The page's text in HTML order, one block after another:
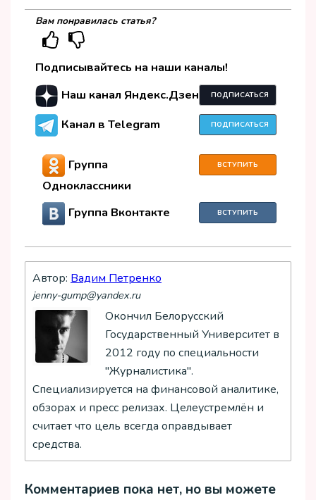
Вам понравилась статья?
Подписывайтесь на наши каналы!
Наш канал Яндекс.Дзен
ПОДПИСАТЬСЯ
Канал в Telegram ПОДПИСАТЬСЯ
Группа
Одноклассники
ВСТУПИТЬ
Группа Вконтакте ВСТУПИТЬ
Автор: Вадим Петренко
jenny-gump@yandex.ru
Окончил Белорусский
Государственный Университет в
2012 году по специальности
"Журналистика".
Специализируется на финансовой аналитике,
обзорах и пресс релизах. Целеустремлён и
считает что цель всегда оправдывает
средства.
Комментариев пока нет, но вы можете